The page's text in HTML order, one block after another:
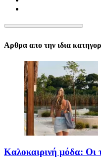
Αρθρα απο την ιδια
Καλοκαιρινή μόδα: Οι